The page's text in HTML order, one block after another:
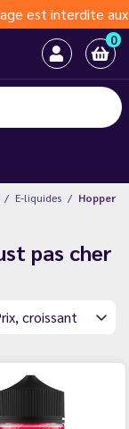
interdite aux
0
E-liquides Hopper
pas cher
croissant